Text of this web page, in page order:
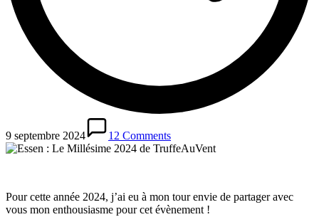
9 septembre 2024 12 Comments
Pour cette année 2024, j’ai eu à mon tour envie de partager avec
vous mon enthousiasme pour cet évènement !